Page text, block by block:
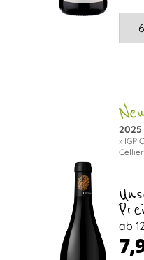
2025
» IGP
ab